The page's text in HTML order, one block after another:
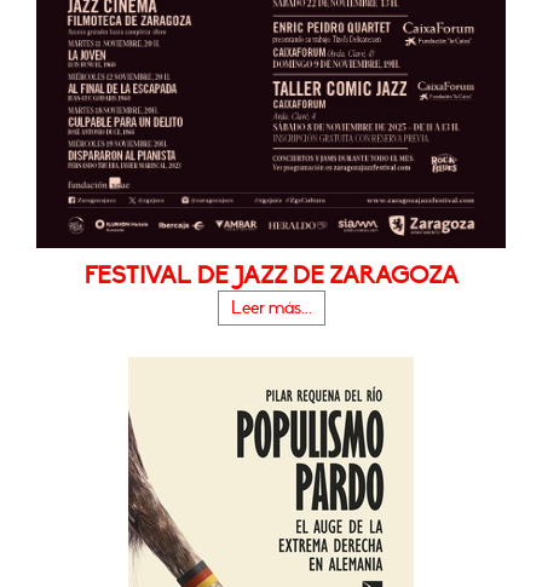
FESTIVAL DE JAZZ DE ZARAGOZA
Leer más...